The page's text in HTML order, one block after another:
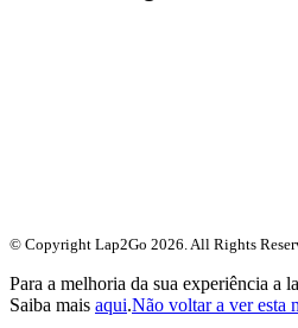
© Copyright Lap2Go 2026. All Rights
Para a melhoria da sua experiência a
Saiba mais aqui.Não voltar a ver esta